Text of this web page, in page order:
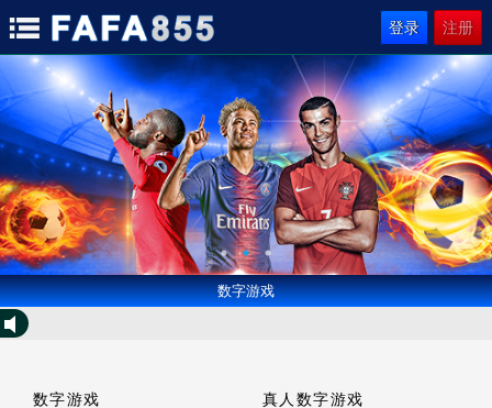
登录 注册
数字游戏
数字游戏 真人数字游戏